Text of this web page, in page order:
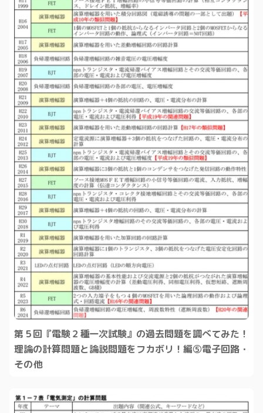
第５回『電験２種一次試験』の過去問題を調べてみた！
理論の計算問題と論説問題をフカボリ！編⑤電子回路・
その他